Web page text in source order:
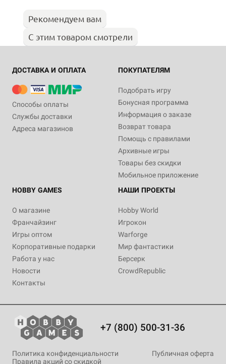
Рекомендуем вам
С этим товаром смотрели
ДОСТАВКА И ОПЛАТА
Способы оплаты
Службы доставки
Адреса магазинов
ПОКУПАТЕЛЯМ
Подобрать игру
Бонусная программа
Информация о заказе
Возврат товара
Помощь с правилами
Архивные игры
Товары без скидки
Мобильное приложение
HOBBY GAMES
О магазине
Франчайзинг
Игры оптом
Корпоративные подарки
Работа у нас
Новости
Контакты
НАШИ ПРОЕКТЫ
Hobby World
Игрокон
Warforge
Мир фантастики
Берсерк
CrowdRepublic
+7 (800) 500-31-36
Политика конфиденциальности
Публичная оферта
Правила акций со скидкой